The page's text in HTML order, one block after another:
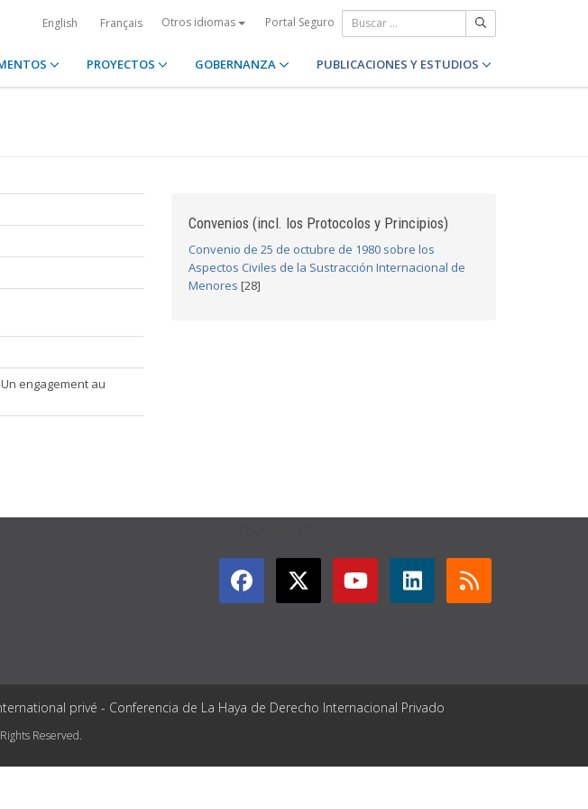
English Français Otros idiomas Portal Seguro
PROYECTOS GOBERNANZA PUBLICACIONES Y ESTUDIOS
engagement au
Convenios (incl. los Protocolos y Principios)
Convenio de 25 de octubre de 1980 sobre los
Aspectos Civiles de la Sustracción Internacional de
Menores [28]
privé - Conferencia de La Haya de Derecho Internacional Privado
Reserved.